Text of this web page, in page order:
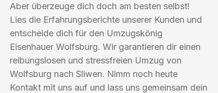
Aber überzeuge dich doch am besten selbst!
Lies die Erfahrungsberichte unserer Kunden und
entscheide dich für den Umzugskönig
Eisenhauer Wolfsburg. Wir garantieren dir einen
reibungslosen und stressfreien Umzug von
Wolfsburg nach Sliwen. Nimm noch heute
Kontakt mit uns auf und lass uns gemeinsam dein